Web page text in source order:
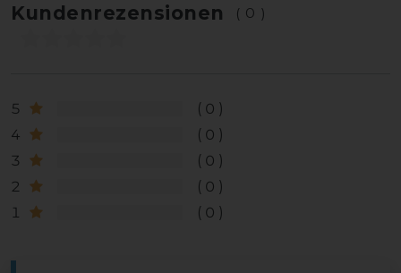
Kundenrezensionen (0)
5
0
4
0
3
0
2
0
1
0